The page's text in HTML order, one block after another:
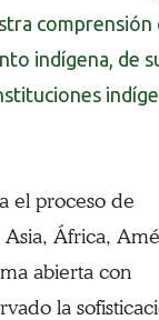
comprensión
indígena, de
el proceso de
África,
abierta con
la